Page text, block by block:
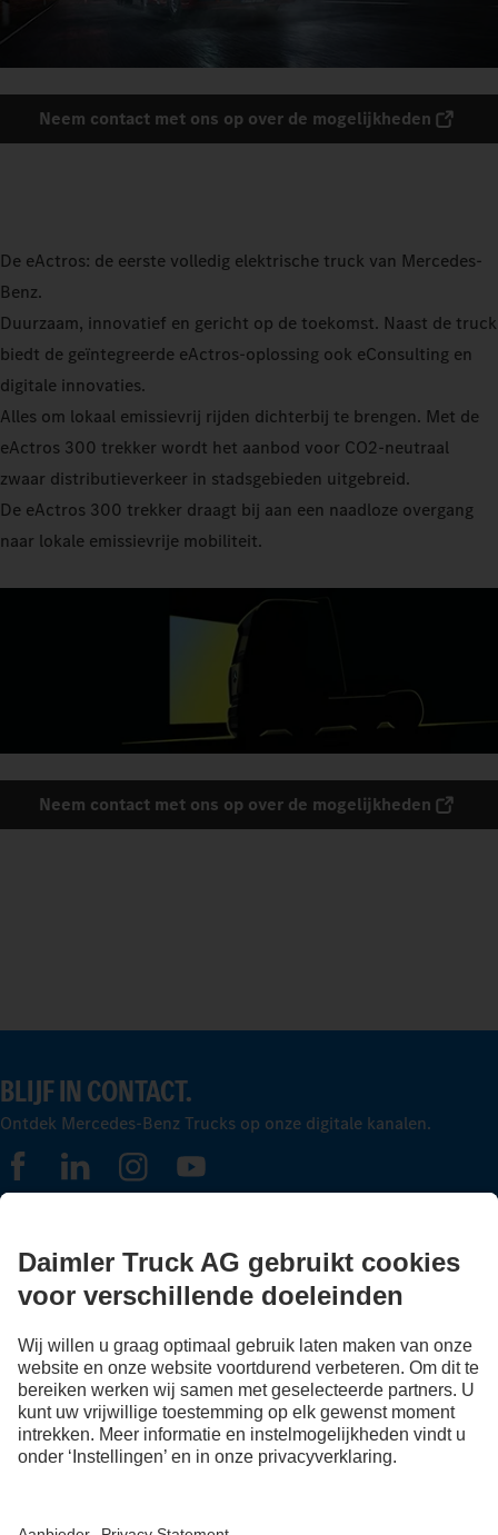
Neem contact met ons op over de mogelijkheden
De eActros: de eerste volledig elektrische truck van Mercedes-
Benz.
Duurzaam, innovatief en gericht op de toekomst. Naast de truck
biedt de geïntegreerde eActros-oplossing ook eConsulting en
digitale innovaties.
Alles om lokaal emissievrij rijden dichterbij te brengen. Met de
eActros 300 trekker wordt het aanbod voor CO2-neutraal
zwaar distributieverkeer in stadsgebieden uitgebreid.
De eActros 300 trekker draagt bij aan een naadloze overgang
naar lokale emissievrije mobiliteit.
Neem contact met ons op over de mogelijkheden
BLIJF IN CONTACT.
Ontdek Mercedes-Benz Trucks op onze digitale kanalen.
FOLLOW THE ROADSTARS.
Deel nu ervaringen met andere truckers.